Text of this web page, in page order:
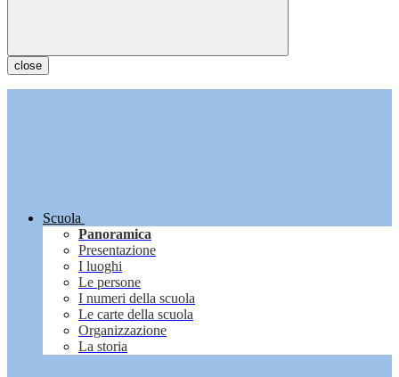
close
Scuola
Panoramica
Presentazione
I luoghi
Le persone
I numeri della scuola
Le carte della scuola
Organizzazione
La storia